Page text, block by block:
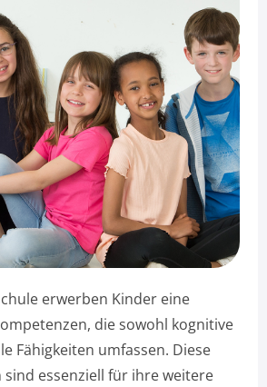
erwerben Kinder eine
die sowohl kognitive
Fähigkeiten umfassen. Diese
sind essenziell für ihre weitere